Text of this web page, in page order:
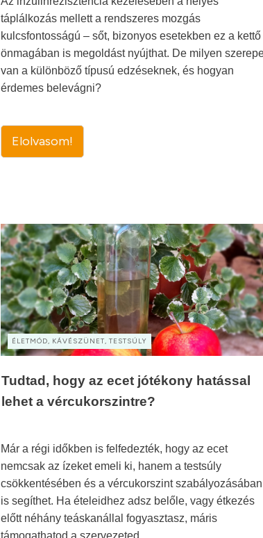
táplálkozás mellett a rendszeres mozgás
kulcsfontosságú – sőt, bizonyos esetekben ez a kettő
önmagában is megoldást nyújthat. De milyen
van a különböző típusú edzéseknek, és hogyan
érdemes belevágni?
Elolvasom!
ÉLETMÓD, KÁVÉSZÜNET, TESTSÚLY
Tudtad, hogy az ecet jótékony hatással
lehet a vércukorszintre?
Már a régi időkben is felfedezték, hogy az ecet
nemcsak az ízeket emeli ki, hanem a testsúly
csökkentésében és a vércukorszint szabályozásában
is segíthet. Ha ételeidhez adsz belőle, vagy étkezés
előtt néhány teáskanállal fogyasztasz, máris
támogathatod a szervezeted.